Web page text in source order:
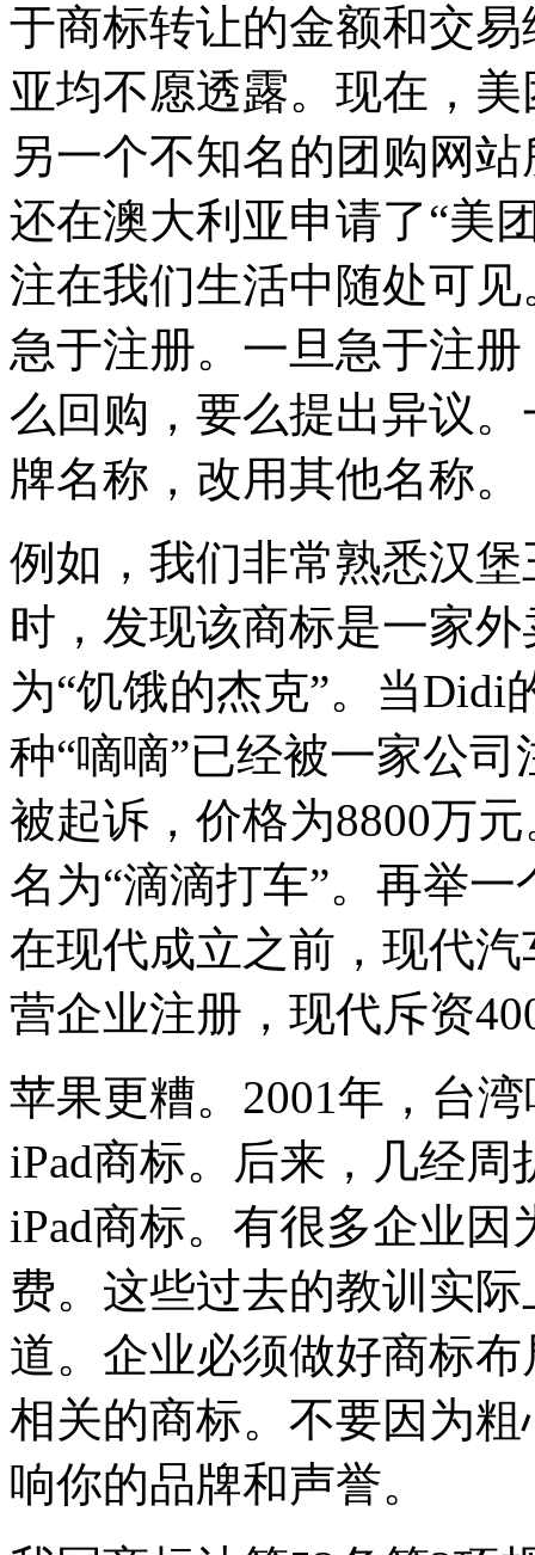
于商标转让的金额和交
亚均不愿透露。现在，
另一个不知名的团购网
还在澳大利亚申请了“美
注在我们生活中随处可
急于注册。一旦急于注
么回购，要么提出异议
牌名称，改用其他名称。
例如，我们非常熟悉汉
时，发现该商标是一家
为“饥饿的杰克”。当Didi
种“嘀嘀”已经被一家公
被起诉，价格为8800万
名为“滴滴打车”。再举
在现代成立之前，现代
营企业注册，现代斥资
苹果更糟。2001年，台
iPad商标。后来，几经
iPad商标。有很多企业
费。这些过去的教训实
道。企业必须做好商标
相关的商标。不要因为
响你的品牌和声誉。